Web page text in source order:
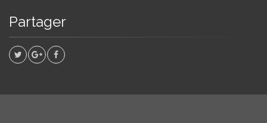
Partager